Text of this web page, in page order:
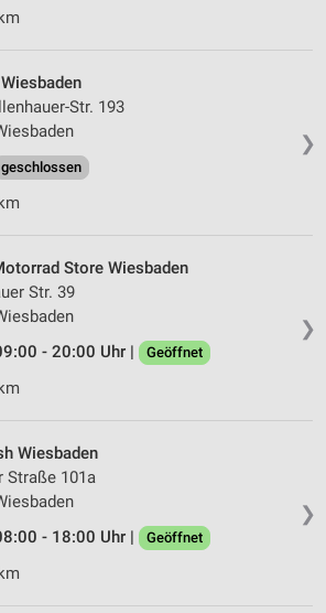
❯
Str. 193
geschlossen
❯
Store Wiesbaden
Str. 39
- 20:00 Uhr |
Geöffnet
❯
Wiesbaden
Straße 101a
- 18:00 Uhr |
Geöffnet